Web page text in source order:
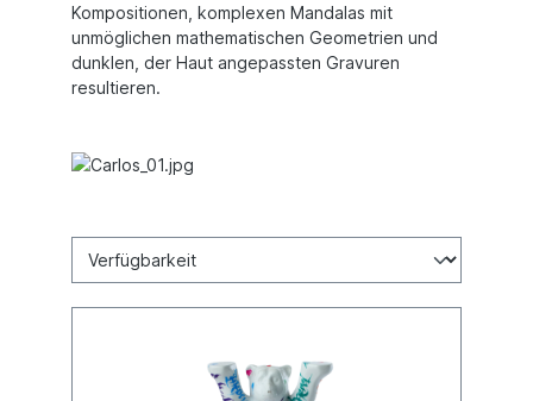
Kompositionen, komplexen Mandalas mit
unmöglichen mathematischen Geometrien und
dunklen, der Haut angepassten Gravuren
resultieren.